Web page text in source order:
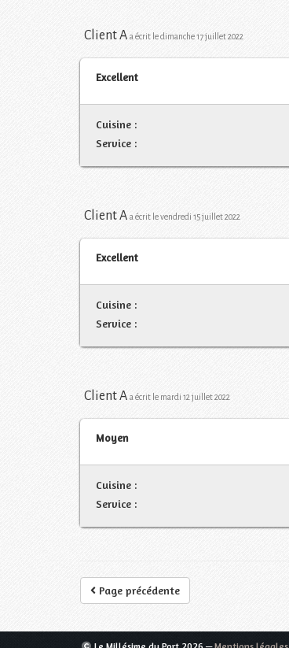
Client A a écrit le dimanche 17 juillet 2022
Excellent
Cuisine :
Service :
Client A a écrit le vendredi 15 juillet 2022
Excellent
Cuisine :
Service :
Client A a écrit le mardi 12 juillet 2022
Moyen
Cuisine :
Service :
Page précédente
Le Millésime du Port 2026 —Mentions légales